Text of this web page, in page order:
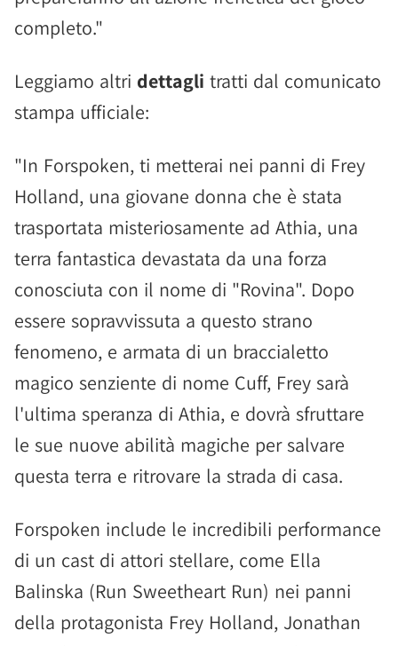
completo."
Leggiamo altri dettagli tratti dal comunicato
stampa ufficiale:
"In Forspoken, ti metterai nei panni di Frey
Holland, una giovane donna che è stata
trasportata misteriosamente ad Athia, una
terra fantastica devastata da una forza
conosciuta con il nome di "Rovina". Dopo
essere sopravvissuta a questo strano
fenomeno, e armata di un braccialetto
magico senziente di nome Cuff, Frey sarà
l'ultima speranza di Athia, e dovrà sfruttare
le sue nuove abilità magiche per salvare
questa terra e ritrovare la strada di casa.
Forspoken include le incredibili performance
di un cast di attori stellare, come Ella
Balinska (Run Sweetheart Run) nei panni
della protagonista Frey Holland, Jonathan